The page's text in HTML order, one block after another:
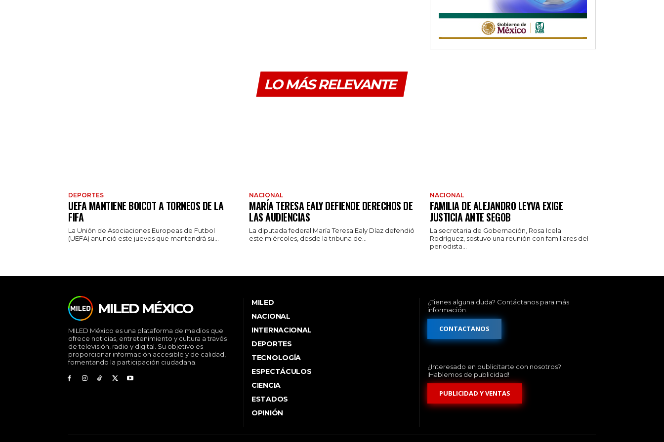
LO MÁS RELEVANTE
DEPORTES
UEFA MANTIENE BOICOT A TORNEOS DE LA
FIFA
La Unión de Asociaciones Europeas de Futbol
(UEFA) anunció este jueves que mantendrá su...
NACIONAL
MARÍA TERESA EALY DEFIENDE DERECHOS DE
LAS AUDIENCIAS
La diputada federal María Teresa Ealy Díaz defendió
este miércoles, desde la tribuna de...
NACIONAL
FAMILIA DE ALEJANDRO LEYVA EXIGE
JUSTICIA ANTE SEGOB
La secretaria de Gobernación, Rosa Icela
Rodríguez, sostuvo una reunión con familiares del
periodista...
MILED MÉXICO
MILED México es una plataforma de medios que
ofrece noticias, entretenimiento y cultura a través
de televisión, radio y digital. Su objetivo es
proporcionar información accesible y de calidad,
fomentando la participación ciudadana.
MILED
NACIONAL
INTERNACIONAL
DEPORTES
TECNOLOGÍA
ESPECTÁCULOS
CIENCIA
ESTADOS
OPINIÓN
¿Tienes alguna duda? Contáctanos para más
información.
CONTACTANOS
¿Interesado en publicitarte con nosotros?
¡Hablemos de publicidad!
PUBLICIDAD Y VENTAS